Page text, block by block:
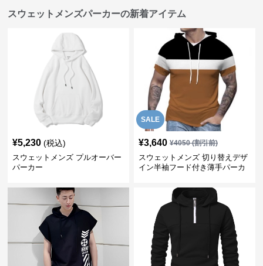
スウェットメンズパーカーの新着アイテム
¥5,230 (税込)
スウェットメンズ プルオーバー
パーカー
SALE
¥3,640 ¥4050(割引前)
スウェットメンズ 切り替えデザ
イン半袖フード付き薄手パーカ